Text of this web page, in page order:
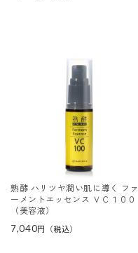
熟酵 ハリツヤ潤い肌に導く ファ
ーメントエッセンス ＶＣ１００
（美容液）
7,040